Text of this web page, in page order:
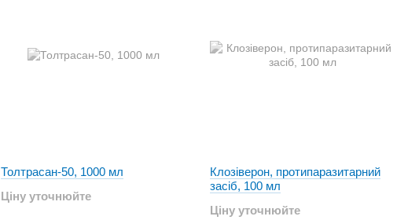
Толтрасан-50, 1000 мл
Ціну уточнюйте
Клозіверон, протипаразитарний
засіб, 100 мл
Ціну уточнюйте